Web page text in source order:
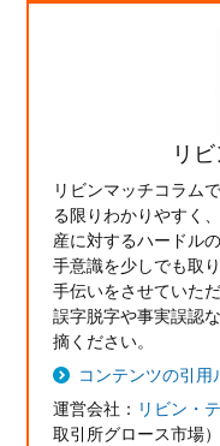
リ
リビンマッチコラム
る限りわかりやすく
産に対するハードル
手意識を少しでも取
手伝いをさせていただ
誤字脱字や事実誤認
摘ください。
コンテンツの引用
運営会社： リビン・
取引所グロース市場）